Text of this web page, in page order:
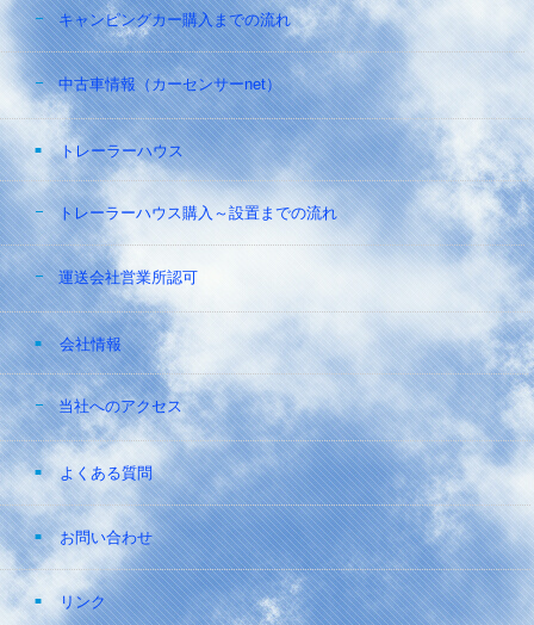
キャンピングカー購入までの流れ
中古車情報（カーセンサーnet）
トレーラーハウス
トレーラーハウス購入～設置までの流れ
運送会社営業所認可
会社情報
当社へのアクセス
よくある質問
お問い合わせ
リンク